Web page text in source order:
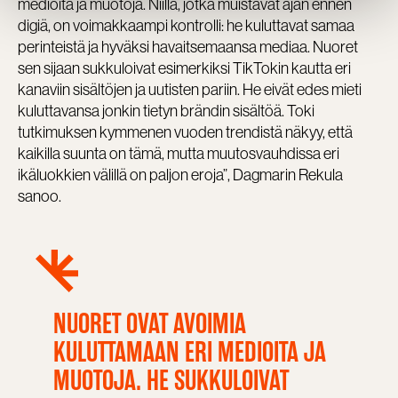
medioita ja muotoja. Niillä, jotka muistavat ajan ennen
digiä, on voimakkaampi kontrolli: he kuluttavat samaa
perinteistä ja hyväksi havaitsemaansa mediaa. Nuoret
sen sijaan sukkuloivat esimerkiksi TikTokin kautta eri
kanaviin sisältöjen ja uutisten pariin. He eivät edes mieti
kuluttavansa jonkin tietyn brändin sisältöä. Toki
tutkimuksen kymmenen vuoden trendistä näkyy, että
kaikilla suunta on tämä, mutta muutosvauhdissa eri
ikäluokkien välillä on paljon eroja”, Dagmarin Rekula
sanoo.
NUORET OVAT AVOIMIA
KULUTTAMAAN ERI MEDIOITA JA
MUOTOJA. HE SUKKULOIVAT